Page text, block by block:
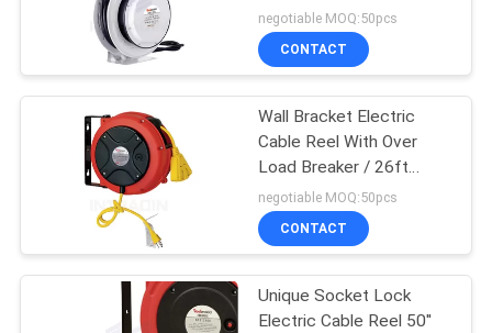
HARITASI
PRIVACY
POLICYHava ve Su Hortum
Makarası
38
27
Makarası - Toz Boya
Kaplaması
negotiable MOQ:50pcs
CONTACT
Wall Bracket Electric
Cable Reel With Over
Load Breaker / 26ft
Electrical Cord Reels
negotiable MOQ:50pcs
CONTACT
Unique Socket Lock
Electric Cable Reel 50''